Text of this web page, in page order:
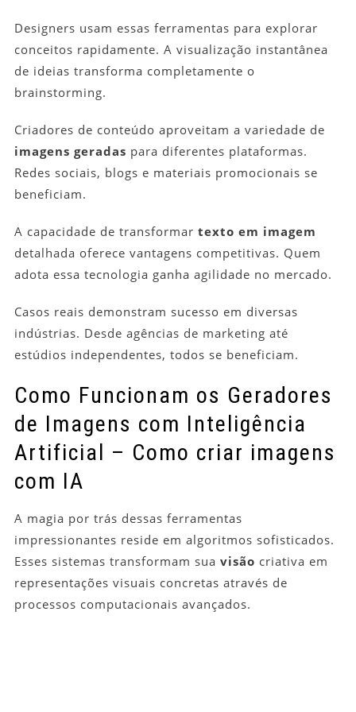
Designers usam essas ferramentas para explorar
conceitos rapidamente. A visualização instantânea
de ideias transforma completamente o
brainstorming.
Criadores de conteúdo aproveitam a variedade de
imagens geradas para diferentes plataformas.
Redes sociais, blogs e materiais promocionais se
beneficiam.
A capacidade de transformar texto em imagem
detalhada oferece vantagens competitivas. Quem
adota essa tecnologia ganha agilidade no mercado.
Casos reais demonstram sucesso em diversas
indústrias. Desde agências de marketing até
estúdios independentes, todos se beneficiam.
Como Funcionam os Geradores
de Imagens com Inteligência
Artificial – Como criar imagens
com IA
A magia por trás dessas ferramentas
impressionantes reside em algoritmos sofisticados.
Esses sistemas transformam sua visão criativa em
representações visuais concretas através de
processos computacionais avançados.